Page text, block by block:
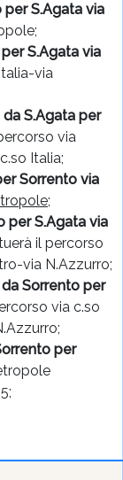
S.Agata via
S.Agata via
via
da S.Agata per
via
Italia;
Sorrento via
;
per S.Agata via
il percorso
via N.Azzurro;
da Sorrento per
via c.so
per